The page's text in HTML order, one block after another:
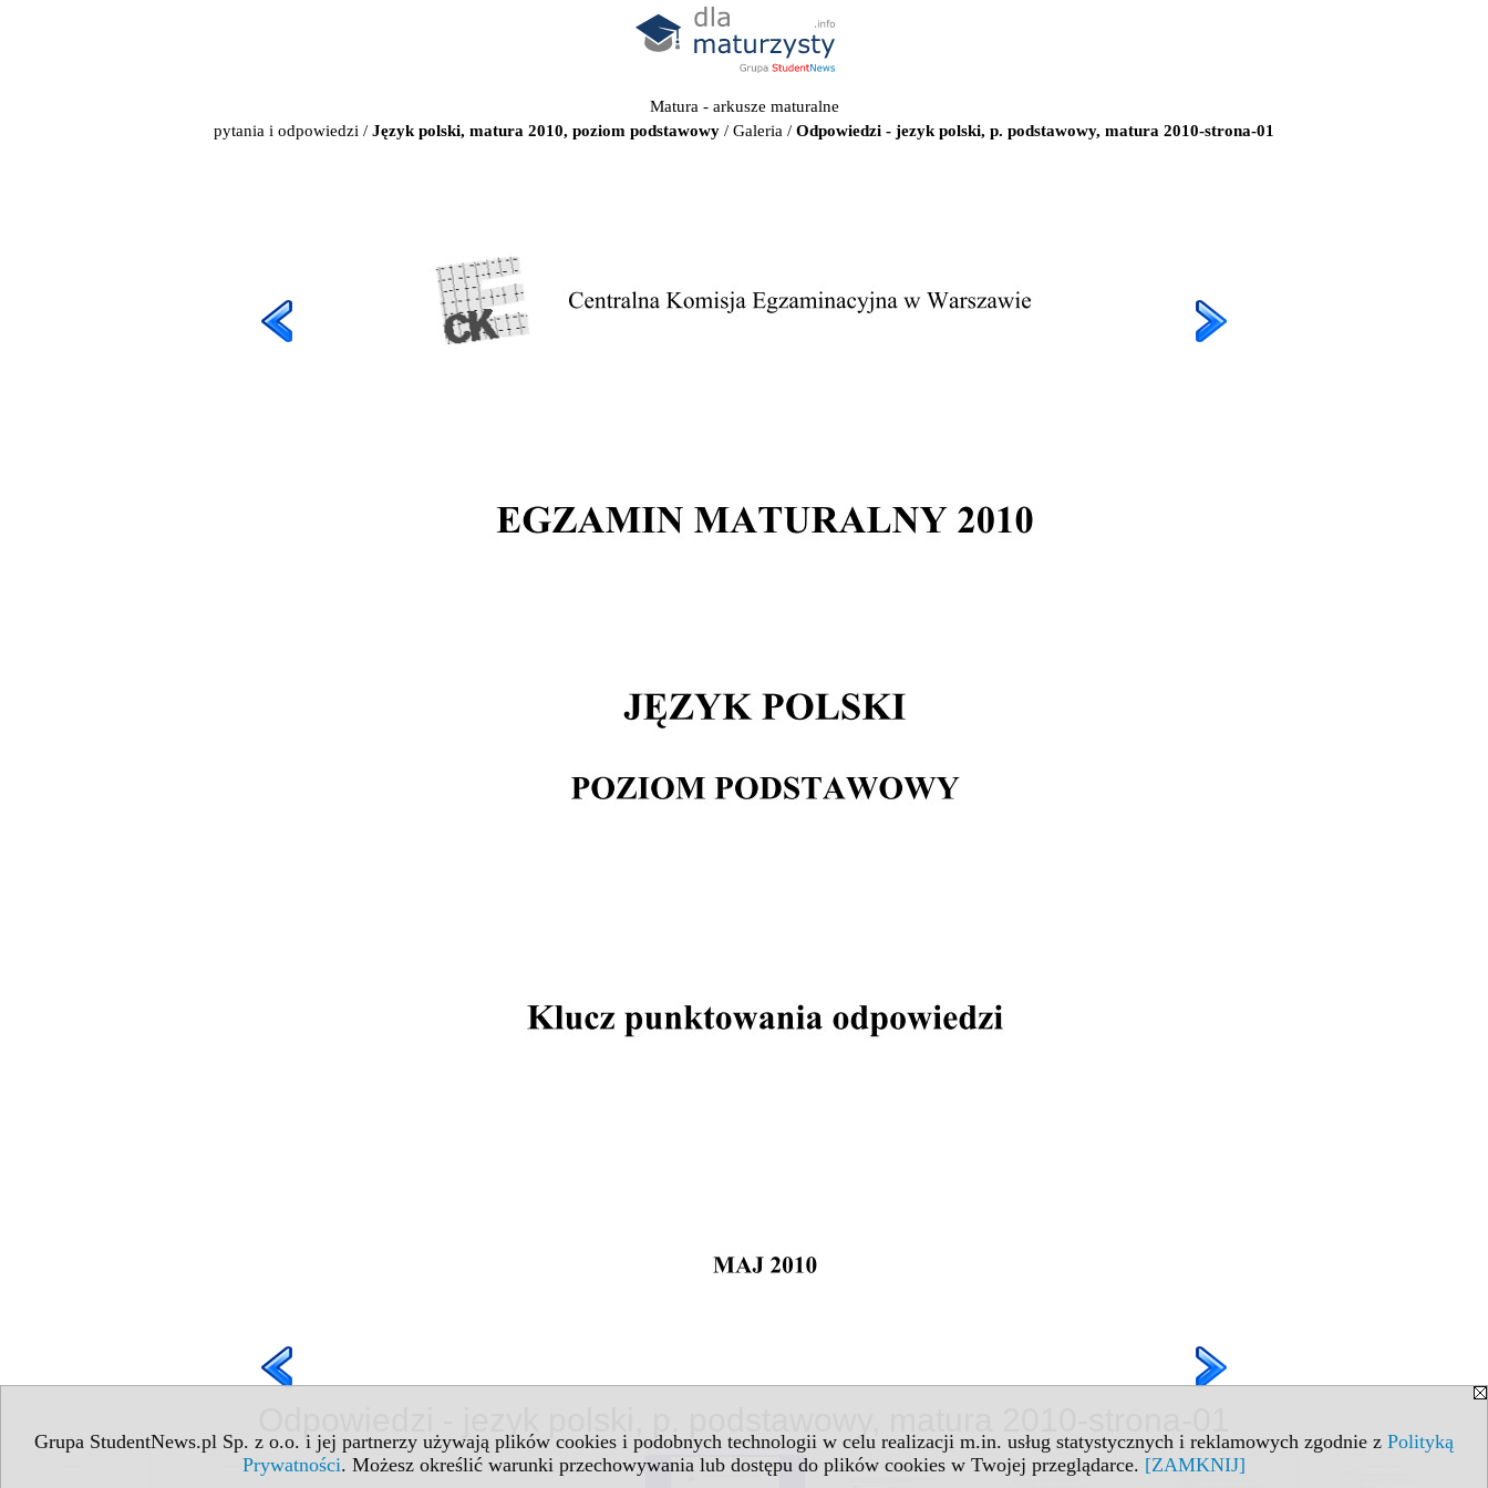
Grupa StudentNews.pl Sp. z o.o. i jej partnerzy używają plików cookies i podobnych technologii w celu realizacji m.in. usług statystycznych i reklamowych zgodnie z Polityką
Prywatności. Możesz określić warunki przechowywania lub dostępu do plików cookies w Twojej przeglądarce. [ZAMKNIJ]
Matura - arkusze maturalne
pytania i odpowiedzi / Język polski, matura 2010, poziom podstawowy / Galeria / Odpowiedzi - jezyk polski, p. podstawowy, matura 2010-strona-01